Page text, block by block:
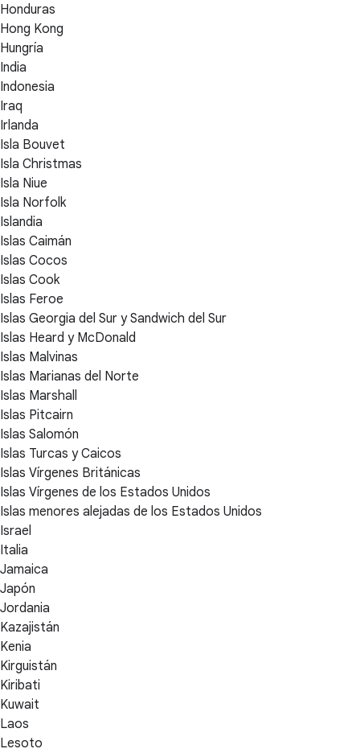
Honduras
Hong Kong
Hungría
India
Indonesia
Iraq
Irlanda
Isla Bouvet
Isla Christmas
Isla Niue
Isla Norfolk
Islandia
Islas Caimán
Islas Cocos
Islas Cook
Islas Feroe
Islas Georgia del Sur y Sandwich del Sur
Islas Heard y McDonald
Islas Malvinas
Islas Marianas del Norte
Islas Marshall
Islas Pitcairn
Islas Salomón
Islas Turcas y Caicos
Islas Vírgenes Británicas
Islas Vírgenes de los Estados Unidos
Islas menores alejadas de los Estados Unidos
Israel
Italia
Jamaica
Japón
Jordania
Kazajistán
Kenia
Kirguistán
Kiribati
Kuwait
Laos
Lesoto